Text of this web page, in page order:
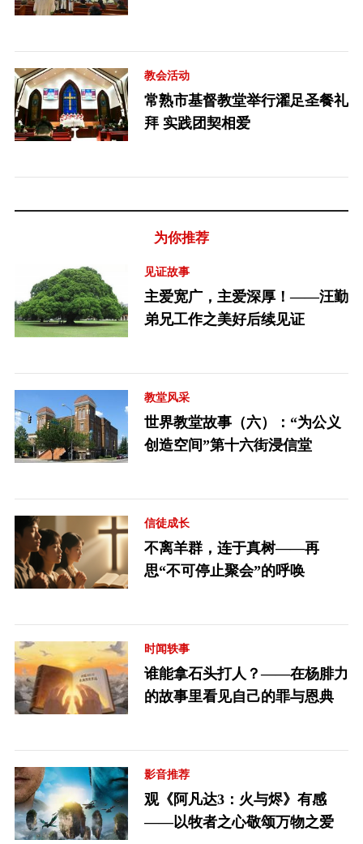
教会活动
常熟市基督教堂举行濯足圣餐礼
拜 实践团契相爱
为你推荐
见证故事
主爱宽广，主爱深厚！——汪勤
弟兄工作之美好后续见证
教堂风采
世界教堂故事（六）：“为公义
创造空间”第十六街浸信堂
信徒成长
不离羊群，连于真树——再
思“不可停止聚会”的呼唤
时闻轶事
谁能拿石头打人？——在杨腓力
的故事里看见自己的罪与恩典
影音推荐
观《阿凡达3：火与烬》有感
——以牧者之心敬颂万物之爱